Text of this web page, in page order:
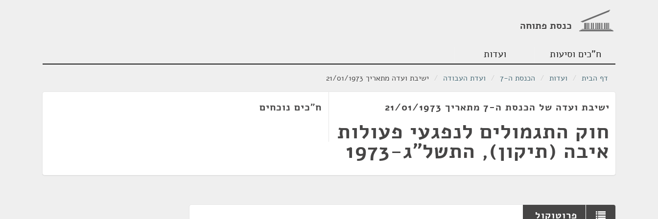
כנסת פתוחה
ח"כים וסיעות ועדות
דף הבית / ועדות / הכנסת ה-7 / ועדת העבודה / ישיבת ועדה מתאריך 21/01/1973
ישיבת ועדה של הכנסת ה-7 מתאריך 21/01/1973
חוק התגמולים לנפגעי פעולות
איבה (תיקון), התשל"ג-1973
ח"כים נוכחים
פרוטוקול